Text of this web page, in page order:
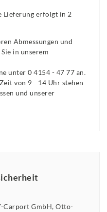
Lieferung erfolgt in 2
Abmessungen und
in unserem
unter 0 4154 - 47 77 an.
von 9 - 14 Uhr stehen
und unserer
Carport GmbH Otto-